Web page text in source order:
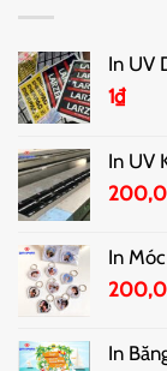
In UV
1₫
In UV
In
In